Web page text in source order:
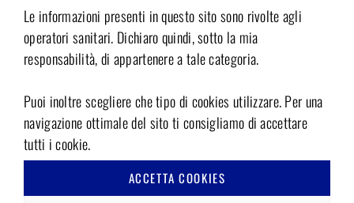
Le informazioni presenti in questo sito sono rivolte agli
operatori sanitari. Dichiaro quindi, sotto la mia
responsabilità, di appartenere a tale categoria.
Puoi inoltre scegliere che tipo di cookies utilizzare. Per una
navigazione ottimale del sito ti consigliamo di accettare
tutti i cookie.
ACCETTA COOKIES
Codice:DE3.18
LE NOSTRE LINEE